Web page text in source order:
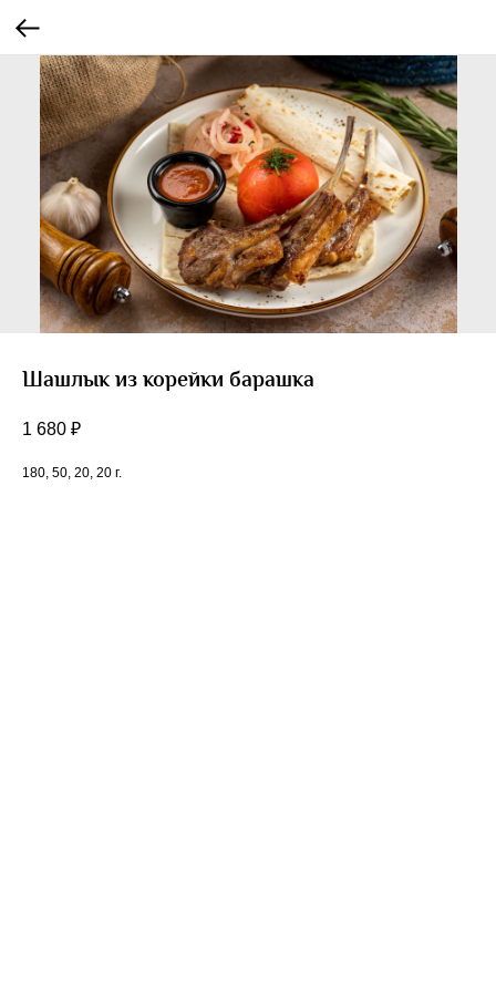
Шашлык из корейки барашка
1 680 ₽
180, 50, 20, 20 г.